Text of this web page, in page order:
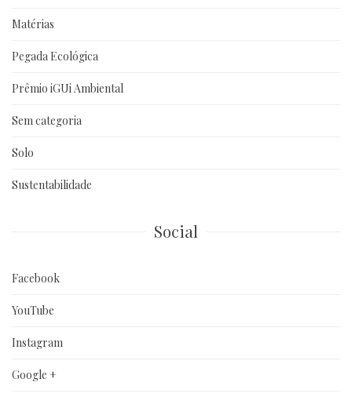
Matérias
Pegada Ecológica
Prêmio iGUi Ambiental
Sem categoria
Solo
Sustentabilidade
Social
Facebook
YouTube
Instagram
Google +